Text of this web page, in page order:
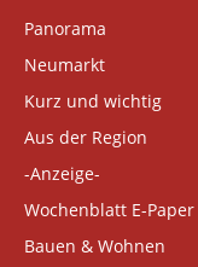
Panorama
Neumarkt
Kurz und wichtig
Aus der Region
-Anzeige-
Wochenblatt E-Paper
Bauen & Wohnen